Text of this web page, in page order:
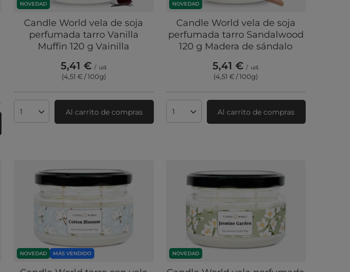
NOVEDAD
Candle World vela de soja
perfumada tarro Vanilla
Muffin 120 g Vainilla
5,41 € / ud.
(4,51 € / 100g)
Cantidad de productosAl carrito de compras
NOVEDAD
Candle World vela de soja
perfumada tarro Sandalwood
120 g Madera de sándalo
5,41 € / ud.
(4,51 € / 100g)
Cantidad de productosAl carrito de compras
NOVEDAD MÁS VENDIDO NOVEDAD